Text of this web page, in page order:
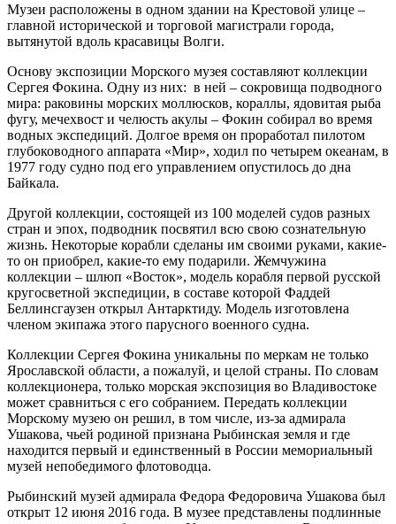
Музеи расположены в одном здании на Крестовой улице –
главной исторической и торговой магистрали города,
вытянутой вдоль красавицы Волги.
Основу экспозиции Морского музея составляют коллекции
Сергея Фокина. Одну из них: в ней – сокровища подводного
мира: раковины морских моллюсков, кораллы, ядовитая рыба
фугу, мечехвост и челюсть акулы – Фокин собирал во время
водных экспедиций. Долгое время он проработал пилотом
глубоководного аппарата «Мир», ходил по четырем океанам, в
1977 году судно под его управлением опустилось до дна
Байкала.
Другой коллекции, состоящей из 100 моделей судов разных
стран и эпох, подводник посвятил всю свою сознательную
жизнь. Некоторые корабли сделаны им своими руками, какие-
то он приобрел, какие-то ему подарили. Жемчужина
коллекции – шлюп «Восток», модель корабля первой русской
кругосветной экспедиции, в составе которой Фаддей
Беллинсгаузен открыл Антарктиду. Модель изготовлена
членом экипажа этого парусного военного судна.
Коллекции Сергея Фокина уникальны по меркам не только
Ярославской области, а пожалуй, и целой страны. По словам
коллекционера, только морская экспозиция во Владивостоке
может сравниться с его собранием. Передать коллекции
Морскому музею он решил, в том числе, из-за адмирала
Ушакова, чьей родиной признана Рыбинская земля и где
находится первый и единственный в России мемориальный
музей непобедимого флотоводца.
Рыбинский музей адмирала Федора Федоровича Ушакова был
открыт 12 июня 2016 года. В музее представлены подлинные